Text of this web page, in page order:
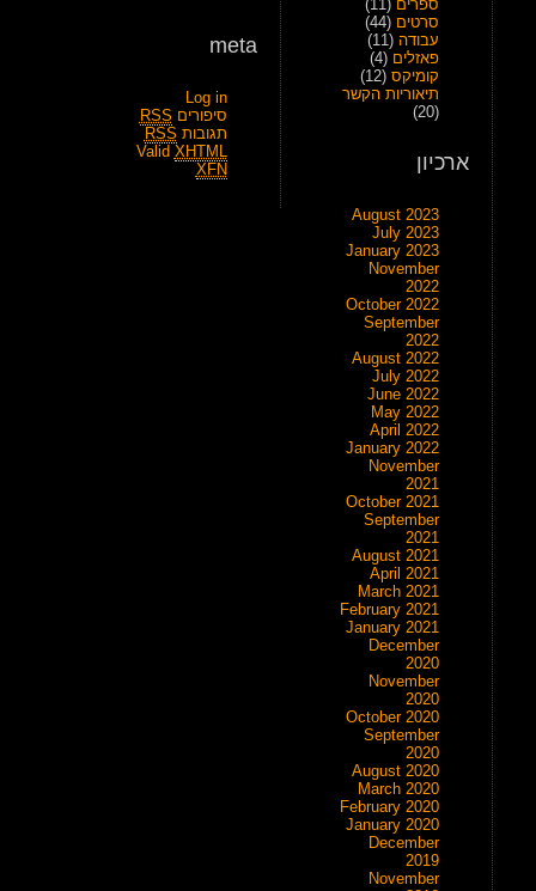
ספרים (11)
סרטים (44)
עבודה (11)
פאזלים (4)
קומיקס (12)
תיאוריות הקשר
(20)
ארכיון
August 2023
July 2023
January 2023
November
2022
October 2022
September
2022
August 2022
July 2022
June 2022
May 2022
April 2022
January 2022
November
2021
October 2021
September
2021
August 2021
April 2021
March 2021
February 2021
January 2021
December
2020
November
2020
October 2020
September
2020
August 2020
March 2020
February 2020
January 2020
December
2019
November
meta
Log in
סיפורים RSS
תגובות RSS
Valid XHTML
XFN